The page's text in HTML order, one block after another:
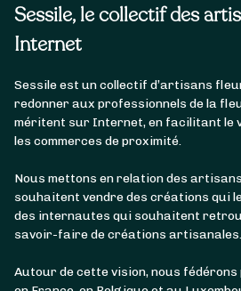
Sessile, le collectif des
Internet
Sessile est un collectif d’artisans
redonner aux professionnels de la
méritent sur Internet, en facilitant le
les commerces de proximité.
Nous mettons en relation des
souhaitent vendre des créations qui
des internautes qui souhaitent
savoir-faire de créations artisanales.
Autour de cette vision, nous